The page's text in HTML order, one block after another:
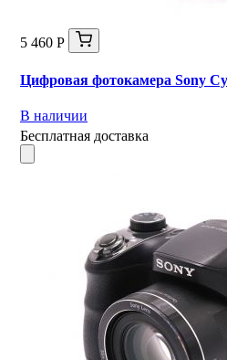
5 460 Р
Цифровая фотокамера Sony
В наличии
Бесплатная доставка